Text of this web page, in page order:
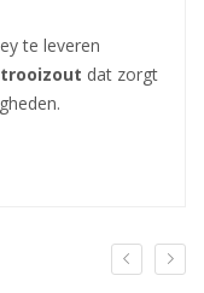
te leveren
dat zorgt